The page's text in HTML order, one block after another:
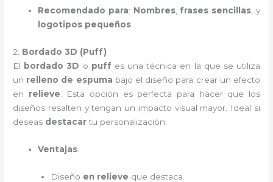
Recomendado para: Nombres, frases sencillas, y
logotipos pequeños.
2. Bordado 3D (Puff)
El bordado 3D o puffes una técnica en la que se utiliza
un relleno de espuma bajo el diseño para crear un efecto
en relieve. Esta opción es perfecta para hacer que los
diseños resalten y tengan un impacto visual mayor. Ideal si
deseas destacartu personalización.
Ventajas:
Diseño en relieve que destaca.